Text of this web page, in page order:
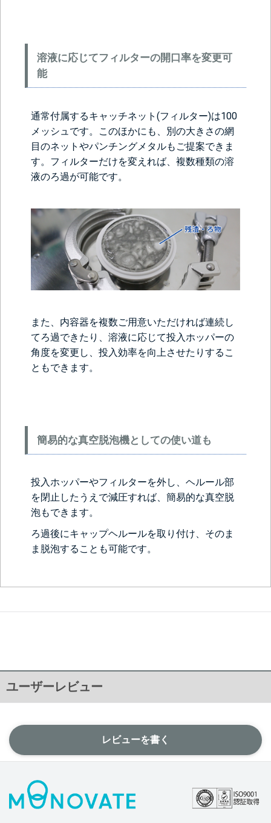
溶液に応じてフィルターの開口率を変更可
能
通常付属するキャッチネット(フィルター)は100
メッシュです。このほかにも、別の大きさの網
目のネットやパンチングメタルもご提案できま
す。フィルターだけを変えれば、複数種類の溶
液のろ過が可能です。
また、内容器を複数ご用意いただければ連続し
てろ過できたり、溶液に応じて投入ホッパーの
角度を変更し、投入効率を向上させたりするこ
ともできます。
簡易的な真空脱泡機としての使い道も
投入ホッパーやフィルターを外し、ヘルール部
を閉止したうえで減圧すれば、簡易的な真空脱
泡もできます。
ろ過後にキャップヘルールを取り付け、そのま
ま脱泡することも可能です。
ユーザーレビュー
レビューを書く